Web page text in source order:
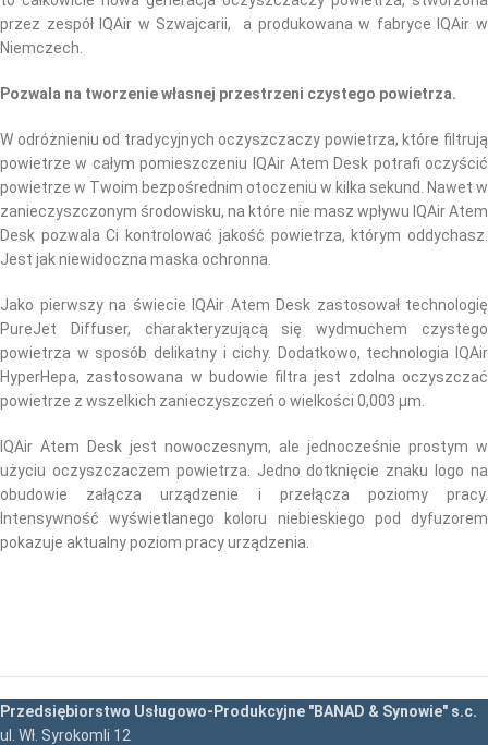
przez zespół IQAir w Szwajcarii, a produkowana w fabryce IQAir w
Niemczech.
Pozwala na tworzenie własnej przestrzeni czystego powietrza.
W odróżnieniu od tradycyjnych oczyszczaczy powietrza, które filtrują
powietrze w całym pomieszczeniu IQAir Atem Desk potrafi oczyścić
powietrze w Twoim bezpośrednim otoczeniu w kilka sekund. Nawet w
zanieczyszczonym środowisku, na które nie masz wpływu IQAir Atem
Desk pozwala Ci kontrolować jakość powietrza, którym oddychasz.
Jest jak niewidoczna maska ochronna.
Jako pierwszy na świecie IQAir Atem Desk zastosował technologię
PureJet Diffuser, charakteryzującą się wydmuchem czystego
powietrza w sposób delikatny i cichy. Dodatkowo, technologia IQAir
HyperHepa, zastosowana w budowie filtra jest zdolna oczyszczać
powietrze z wszelkich zanieczyszczeń o wielkości 0,003 µm.
IQAir Atem Desk jest nowoczesnym, ale jednocześnie prostym w
użyciu oczyszczaczem powietrza. Jedno dotknięcie znaku logo na
obudowie załącza urządzenie i przełącza poziomy pracy.
Intensywność wyświetlanego koloru niebieskiego pod dyfuzorem
pokazuje aktualny poziom pracy urządzenia.
Przedsiębiorstwo Usługowo-Produkcyjne "BANAD & Synowie" s.c.
ul. Wł. Syrokomli 12